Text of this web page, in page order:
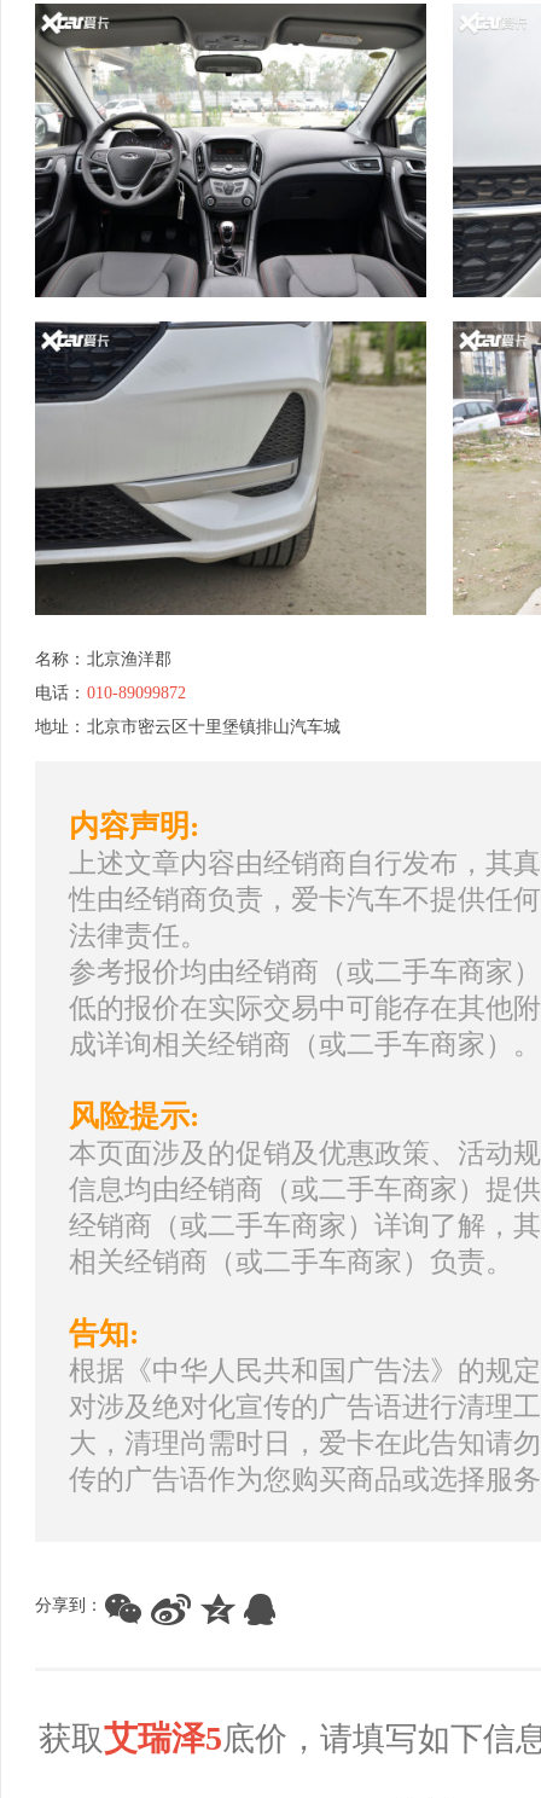
名称： 北京渔洋郡
电话： 010-89099872
地址： 北京市密云区十里堡镇排山汽车城
内容声明:
上述文章内容由经销商自行发布，其
性由经销商负责，爱卡汽车不提供任
法律责任。
参考报价均由经销商（或二手车商家
低的报价在实际交易中可能存在其他
成详询相关经销商（或二手车商家）。
风险提示:
本页面涉及的促销及优惠政策、活动
信息均由经销商（或二手车商家）提
经销商（或二手车商家）详询了解，
相关经销商（或二手车商家）负责。
告知:
根据《中华人民共和国广告法》的规
对涉及绝对化宣传的广告语进行清理
大，清理尚需时日，爱卡在此告知请
传的广告语作为您购买商品或选择服
分享到：
获取艾瑞泽5底价，请填写如下信